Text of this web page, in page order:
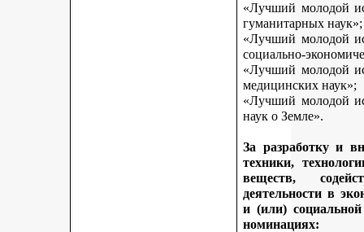
«Лучший молодой
гуманитарных наук»;
«Лучший молодой
социально-
«Лучший молодой
медицинских наук»;
«Лучший молодой
наук о Земле».
За разработку и
техники,
веществ,
деятельности в
и (или)
номинациях: